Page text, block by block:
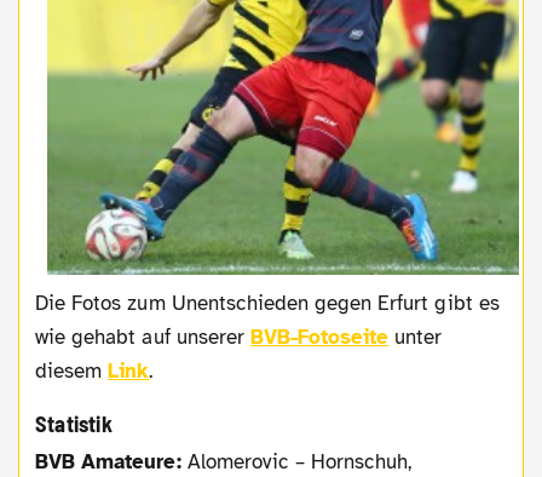
Die Fotos zum Unentschieden gegen Erfurt gibt es
wie gehabt auf unserer BVB-Fotoseite unter
diesemLink.
Statistik
BVB Amateure:Alomerovic – Hornschuh,